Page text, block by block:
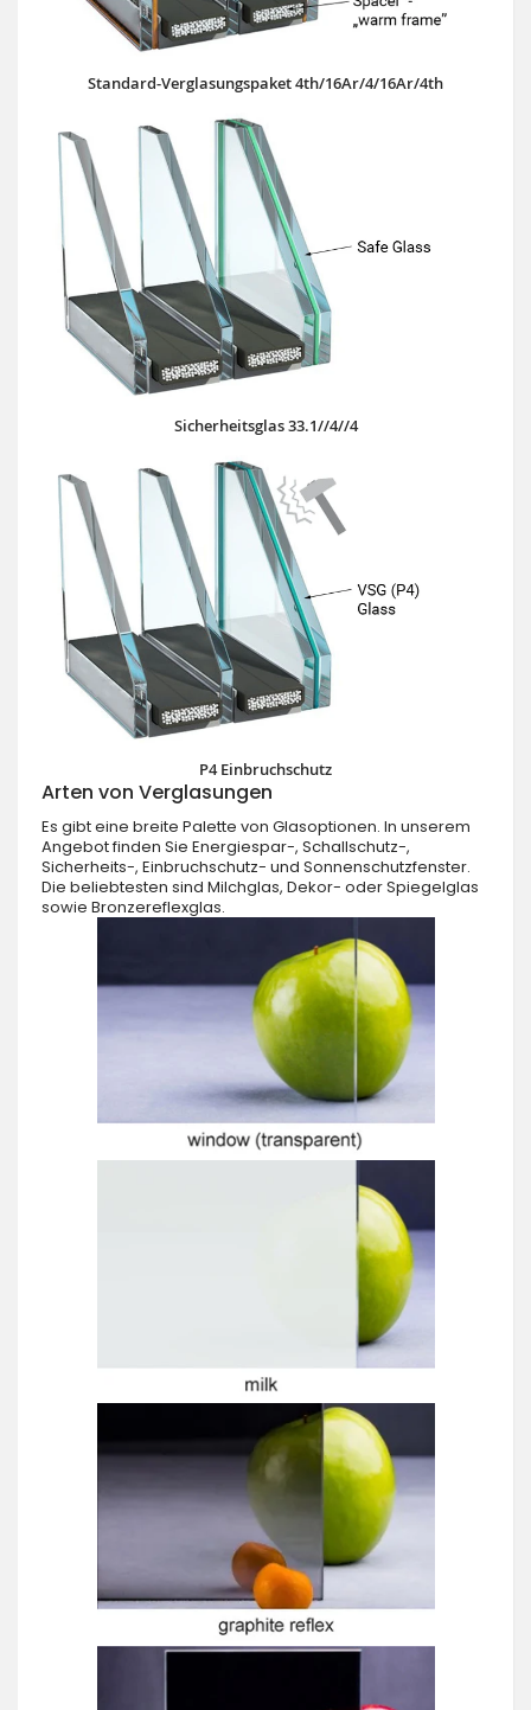
Standard-Verglasungspaket 4th/16Ar/4/16Ar/4th
Sicherheitsglas 33.1//4//4
P4 Einbruchschutz
Arten von Verglasungen
Es gibt eine breite Palette von Glasoptionen. In unserem
Angebot finden Sie Energiespar-, Schallschutz-,
Sicherheits-, Einbruchschutz- und Sonnenschutzfenster.
Die beliebtesten sind Milchglas, Dekor- oder Spiegelglas
sowie Bronzereflexglas.